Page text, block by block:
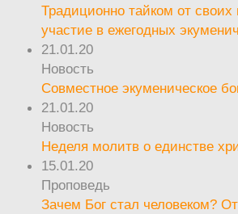
Традиционно тайком от
участие в ежегодных
21.01.20
Новость
Совместное экуменическое
21.01.20
Новость
Неделя молитв о единстве
15.01.20
Проповедь
Зачем Бог стал человеком?